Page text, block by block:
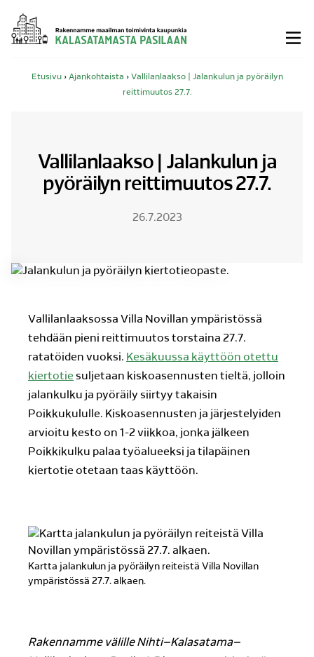
Siirry
sisältöön
Etusivu› Ajankohtaista › Vallilanlaakso | Jalankulun ja pyöräilyn
reittimuutos 27.7.
Vallilanlaakso | Jalankulun ja
pyöräilyn reittimuutos 27.7.
26.7.2023
Vallilanlaaksossa Villa Novillan ympäristössä
tehdään pieni reittimuutos torstaina 27.7.
ratatöiden vuoksi. Kesäkuussa käyttöön otettu
kiertotie suljetaan kiskoasennusten tieltä, jolloin
jalankulku ja pyöräily siirtyy takaisin
Poikkukululle. Kiskoasennusten ja järjestelyiden
arvioitu kesto on 1-2 viikkoa, jonka jälkeen
Poikkikulku palaa työalueeksi ja tilapäinen
kiertotie otetaan taas käyttöön.
Kartta jalankulun ja pyöräilyn reiteistä Villa Novillan
ympäristössä 27.7. alkaen.
Rakennamme välille Nihti–Kalasatama–